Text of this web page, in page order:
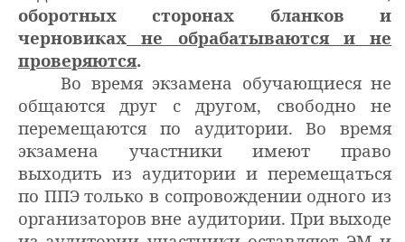
оборотных сторонах бланков и
черновиках
не обрабатываются и не
проверяются.
Во время экзамена обучающиеся не
общаются друг с другом, свободно не
перемещаются по аудитории.Во время
экзамена участники имеют право
выходить из аудитории и перемещаться
по ППЭ только в сопровождении одного из
организаторов вне аудитории. При выходе